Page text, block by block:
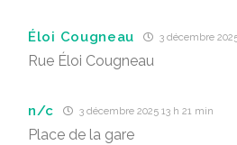
Éloi Cougneau 3 décembre
Rue Éloi Cougneau
n/c 3 décembre 2025 13 h 21 min
Place de la gare